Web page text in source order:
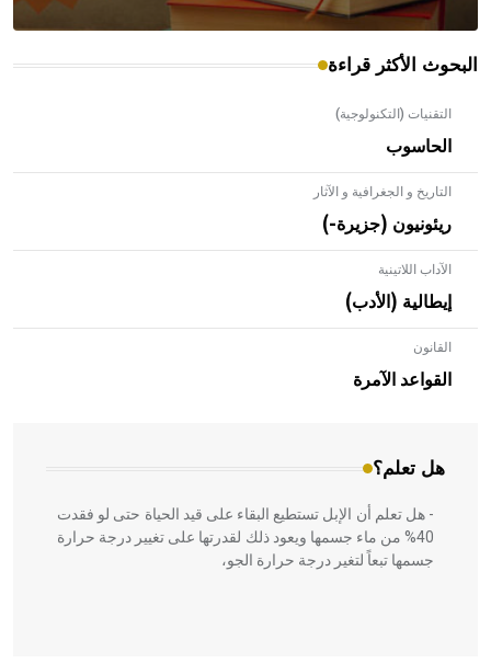
البحوث الأكثر قراءة
التقنيات (التكنولوجية)
الحاسوب
التاريخ و الجغرافية و الآثار
ريئونيون (جزيرة-)
الآداب اللاتينية
إيطالية (الأدب)
القانون
القواعد الآمرة
هل تعلم؟
- هل تعلم أن الأبلق نوع من الفنون الهندسية التي ارتبطت
بالعمارة الإسلامية في بلاد الشام ومصر خاصة، حيث يحرص
المعمار على بناء مداميكه وخاصة في الواجهات
- هل تعلم أن الإبل تستطيع البقاء على قيد الحياة حتى لو فقدت
40% من ماء جسمها ويعود ذلك لقدرتها على تغيير درجة حرارة
جسمها تبعاً لتغير درجة حرارة الجو،